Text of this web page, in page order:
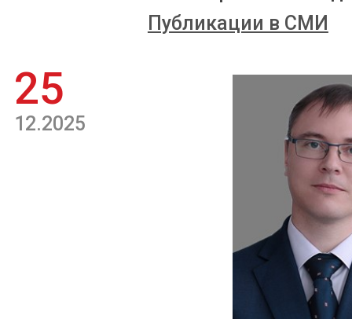
Публикации в СМИ
25
12.2025